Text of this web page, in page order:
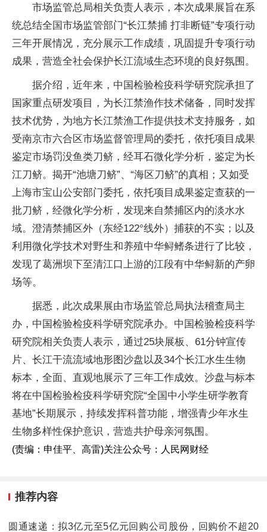
市场监管总局相关负责人表示，本次成果展旨在系
统总结全国市场监管部门“长江禁捕 打非断链”专项行动
三年开展情况，充分展示工作成绩，巩固提升专项行动
成果，营造全社会保护长江流域生态环境的良好氛围。
据介绍，近年来，中国检验检疫科学研究院承担了
国家重点研发项目，为长江禁渔作技术储备，同时发挥
技术优势，为地方长江禁渔工作提供技术支持服务，如
受南京市六合区市场监督管理局的委托，依托项目成果
鉴定市场罚没鱼类刀鲚，经耳石微化学分析，鉴定为长
江刀鲚。揭开“池塘刀鲚”、“海区刀鲚”的真相；又如受
上海市宝山公安部门委托，依托项目成果鉴定查获的一
批刀鲚，经微化学分析，发现来自禁捕区内的淡水水
域。澄清禁捕区外（东经122°线外）捕获的不实；以及
利用微化学技术对野生和养殖中华鲟鳍条进行了比较，
发现了葛洲坝下至清江口上游的江段有中华鲟新的产卵
场等。
据悉，此次成果展由市场监管总局执法稽查局主
办，中国检验检疫科学研究院承办。中国检验检疫科学
研究院相关负责人表示，通过25块展板、61分钟宣传
片、长江干流流域地形图沙盘以及34个长江水生生物
标本，全面、直观地展示了三年工作成效。沙盘与标本
将在中国检验检疫科学研究院“全国中小学生研学教育
基地”长期展示，持续发挥科普功能，增强青少年水生
生物多样性保护意识，营造共护母亲河氛围。
(责编：申佳平、高雷)关注公众号：人民网财经
推荐内容
圆通速递：拟3亿元至5亿元回购公司股份，回购价不超20